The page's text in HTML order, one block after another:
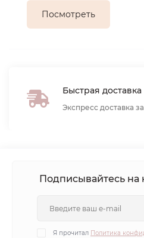
Посмотреть
Быстрая доставка
Экспресс доставка
Подписывайтесь на
Я прочитал Политика